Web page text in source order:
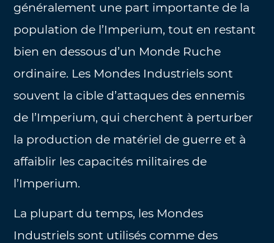
généralement une part importante de la
population de l’Imperium, tout en restant
bien en dessous d’un Monde Ruche
ordinaire. Les Mondes Industriels sont
souvent la cible d’attaques des ennemis
de l’Imperium, qui cherchent à perturber
la production de matériel de guerre et à
affaiblir les capacités militaires de
l’Imperium.
La plupart du temps, les Mondes
Industriels sont utilisés comme des